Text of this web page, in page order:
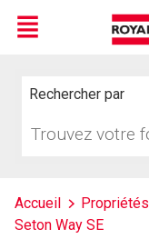
Menu
Rechercher par
votre
Accueil Propriétés
Seton Way SE